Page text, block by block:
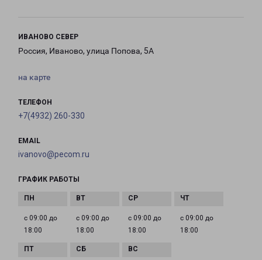
ИВАНОВО СЕВЕР
Россия, Иваново, улица Попова, 5А
на карте
ТЕЛЕФОН
+7(4932) 260-330
EMAIL
ivanovo@pecom.ru
ГРАФИК РАБОТЫ
с 09:00 до
18:00
с 09:00 до
18:00
с 09:00 до
18:00
с 09:00 до
18:00